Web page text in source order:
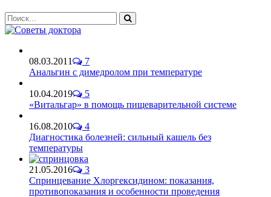
08.03.2011
7
Анальгин с димедролом при температуре
10.04.2019
5
«Витальгар» в помощь пищеварительной системе
16.08.2010
4
Диагностика болезней: сильный кашель без
температуры
21.05.2016
3
Спринцевание Хлоргексидином: показания,
противопоказания и особенности проведения